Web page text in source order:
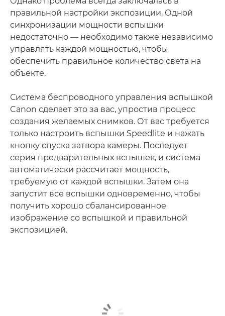
правильной настройки экспозиции. Одной
синхронизации мощности вспышки
недостаточно — необходимо также независимо
управлять каждой мощностью, чтобы
обеспечить правильное количество света на
объекте.
Система беспроводного управления вспышкой
Canon сделает это за вас, упростив процесс
создания желаемых снимков. От вас требуется
только настроить вспышки Speedlite и нажать
кнопку спуска затвора камеры. Последует
серия предварительных вспышек, и система
автоматически рассчитает мощность,
требуемую от каждой вспышки. Затем она
запустит все вспышки одновременно, чтобы
получить хорошо сбалансированное
изображение со вспышкой и правильной
экспозицией.